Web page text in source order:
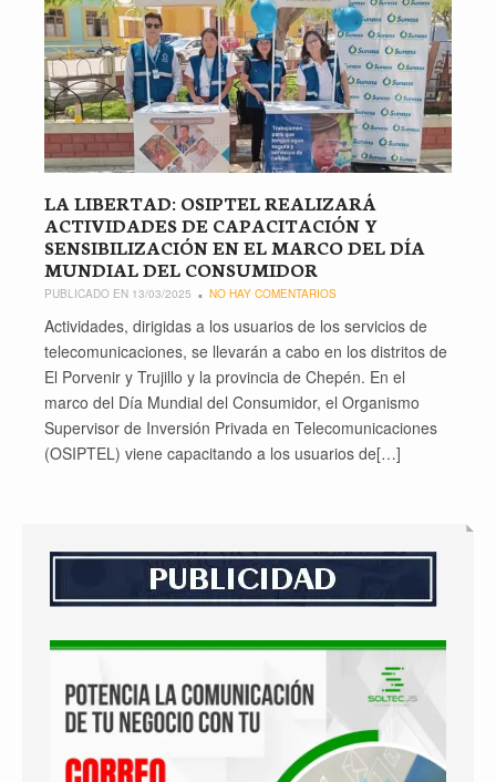
LA LIBERTAD: OSIPTEL REALIZARÁ
ACTIVIDADES DE CAPACITACIÓN Y
SENSIBILIZACIÓN EN EL MARCO DEL DÍA
MUNDIAL DEL CONSUMIDOR
PUBLICADO EN 13/03/2025 NO HAY COMENTARIOS
Actividades, dirigidas a los usuarios de los servicios de
telecomunicaciones, se llevarán a cabo en los distritos de
El Porvenir y Trujillo y la provincia de Chepén. En el
marco del Día Mundial del Consumidor, el Organismo
Supervisor de Inversión Privada en Telecomunicaciones
(OSIPTEL) viene capacitando a los usuarios de[…]